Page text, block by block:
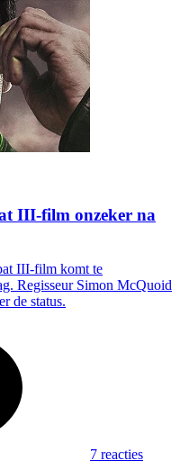
III-film onzeker na
III-film komt te
Regisseur Simon McQuoid
de status.
7 reacties